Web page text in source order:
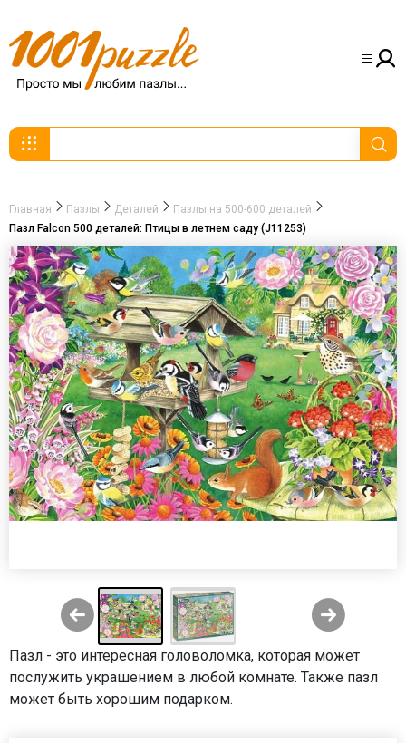
Главная Пазлы Деталей
Пазлы на 500-600 деталей
Пазл Falcon 500 деталей: Птицы в летнем саду (J11253)
Пазл - это интересная головоломка, которая может
послужить украшением в любой комнате. Также пазл
может быть хорошим подарком.